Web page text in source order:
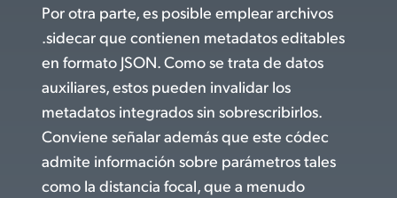
Por otra parte, es posible emplear archivos
.sidecar que contienen metadatos editables
en formato JSON. Como se trata de datos
auxiliares, estos pueden invalidar los
metadatos integrados sin sobrescribirlos.
Conviene señalar además que este códec
admite información sobre parámetros tales
como la distancia focal, que a menudo